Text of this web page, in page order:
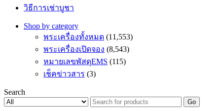
วิธีการเช่าบูชา
Shop by category
พระเครื่องทั้งหมด (11,553)
พระเครื่องเปิดจอง (8,543)
หมายเลขพัสดุEMS (115)
เช็คข่าวสาร (3)
Search
Go